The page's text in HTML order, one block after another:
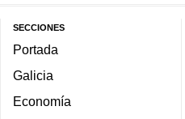
SECCIONES
Portada
Galicia
Economía